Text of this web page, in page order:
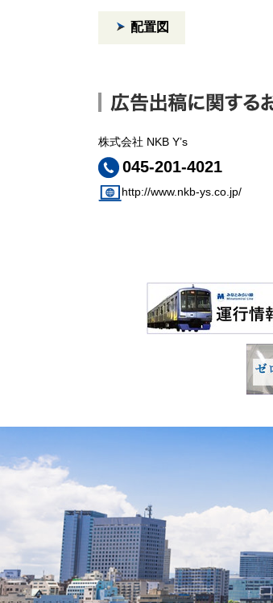
配置図
株式会社 NKB Y’s
045-201-4021
http://www.nkb-ys.co.jp/